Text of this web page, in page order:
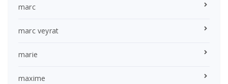
marc
marc veyrat
marie
maxime